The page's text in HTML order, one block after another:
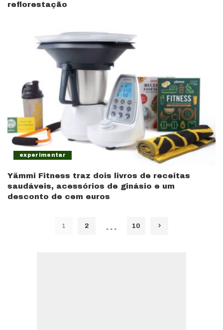
reflorestação
experimentar
Yämmi Fitness traz dois livros de receitas
saudáveis, acessórios de ginásio e um
desconto de cem euros
1 2 … 10